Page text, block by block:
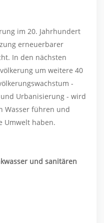
im 20. Jahrhundert
erneuerbarer
In den nächsten
um weitere 40
-
Urbanisierung - wird
Wasser führen und
Umwelt haben.
und sanitären